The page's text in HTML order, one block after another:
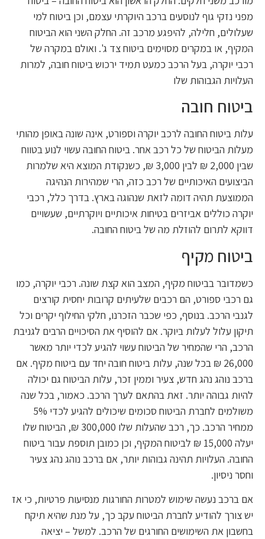
מפני נזקי גוף לנוסעים ברכב היוקרתי עצמם, וכן ביטוח למי
שעלולים, חלילה, להיפגע מרכב זה. החלק השני הוא הביטוח
המקיף, או במקרים מסוימים ביטוח צד ג'. ואולם במקרה של
רכבי יוקרה, בעל הרכב כמעט תמיד ירכוש ביטוח חובה, למרות
העלויות הגבוהות שלו
ביטוח חובה
עלות ביטוח החובה לרכב יוקרה וספורט, אינה שונה באופן מהותי
מעלות הביטוח של כל רכב אחר. ביטוח החובה עשוי לנוע בטווח
שבין 2,000 ₪ לבין 3,000 ₪, כשנקודת המוצא היא שלמרות
הביצועים האיכותיים של רכב כזה, הרי שמהירות הנהיגה
הממוצעת תהיה דומה לזאת שנהוגה בארץ. בדרך כלל, רכבי
יוקרה כוללים אביזרים בטיחות איכותיים ויוקרתיים, שעשויים
דווקא לתרום להוזלת מה של ביטוח החובה.
ביטוח מקיף
כשמדובר בביטוח מקיף, המצב הוא קצת שונה. רכבי יוקרה, כמו
גם רכבי ספורט, הם רכבים שלעיתים קרובות יחסית קורצים
לגנבי הרכב. בנוסף, כפי שכבר הזכרנו, חלקי החילוף יקרים וכל
תיקון עלול לעלות ביוקר. אם להוסיף את הסיכויים הרבים לגניבת
הרכב, הרי שהמחיר של הביטוח עשוי להגיע לכדי יותר מאשר
26,000 ₪ בכל שנה, עלות ביטוח חובה יחד עם ביטוח מקיף. אם
ברכב נוהג נהג חדש, צעיר וממין זכר, עלות הביטוח גם יכולה
להיות גבוהה יותר. זאת בהתאם לערך הרכב. כאמור, בכל שנה
משולמים לחברת הביטוח סכומים שיכולים להגיע לכדי 5%
ממחיר הרכב. כך, רכב שהעלות שלו 300,000 ₪, הביטוח שלו
יעלה 15,000 ₪ לביטוח המקיף, וכן כמובן תוספת עבור ביטוח
החובה. העלויות תהינה גבוהות יותר, אם ברכב נוהג נהג צעיר
וחסר ניסיון.
אם ברכב נעשה שימוש למטרות החורגות מנסיעות פרטיות, כי אז
יש צורך להודיע לחברת הביטוח עקב כך, על מנת שהיא תיקח
בחשבון את השימושים החורגים של הרכב. למשל – יציאה